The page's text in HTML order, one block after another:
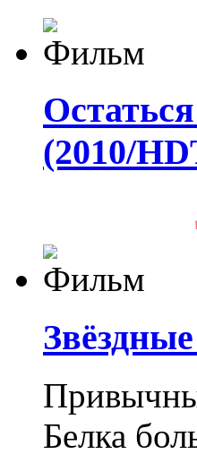
(2010/
Белка